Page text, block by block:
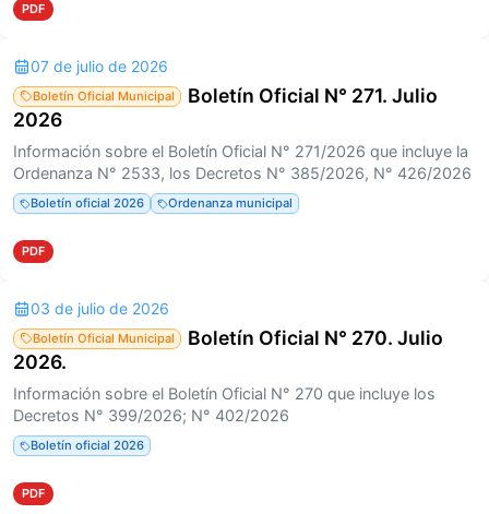
PDF
07 de julio de 2026
Boletín Oficial Municipal
Boletín Oficial N° 271. Julio
2026
Información sobre el Boletín Oficial N° 271/2026 que incluye la
Ordenanza N° 2533, los Decretos N° 385/2026, N° 426/2026
Boletín oficial 2026 Ordenanza municipal
PDF
03 de julio de 2026
Boletín Oficial Municipal
Boletín Oficial N° 270. Julio
2026.
Información sobre el Boletín Oficial N° 270 que incluye los
Decretos N° 399/2026; N° 402/2026
Boletín oficial 2026
PDF